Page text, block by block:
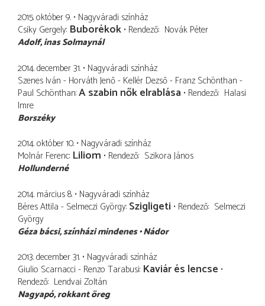
2015. október 9. Nagyváradi színház
Csiky Gergely Buborékok Rendező Novák Péter
Adolf inas Solmaynál
2014. december 31. Nagyváradi színház
Szenes Iván - Horváth Jenő - Kellér Dezső - Franz Schönthan -
Paul Schönthan A szabin nők elrablása Rendező Halasi
Imre
Borszéky
2014. október 10. Nagyváradi színház
Molnár Ferenc Liliom Rendező Szikora János
Hollunderné
2014. március 8. Nagyváradi színház
Béres Attila - Selmeczi György Szigligeti Rendező Selmeczi
György
Géza bácsi színházi mindenes Nádor
2013. december 31. Nagyváradi színház
Giulio Scarnacci - Renzo Tarabusi Kaviár és lencse
Rendező Lendvai Zoltán
Nagyapó rokkant öreg